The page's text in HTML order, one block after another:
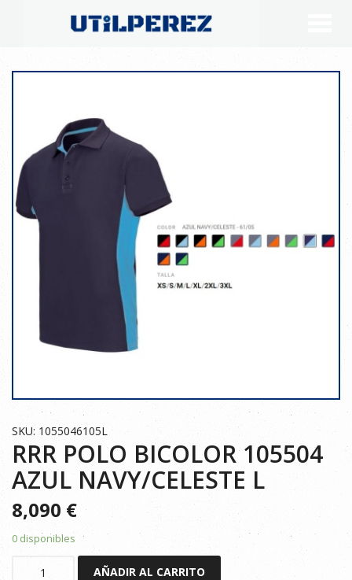
SKU: 1055046105L
RRR POLO BICOLOR 105504
AZUL NAVY/CELESTE L
8,090 €
0 disponibles
AÑADIR AL CARRITO